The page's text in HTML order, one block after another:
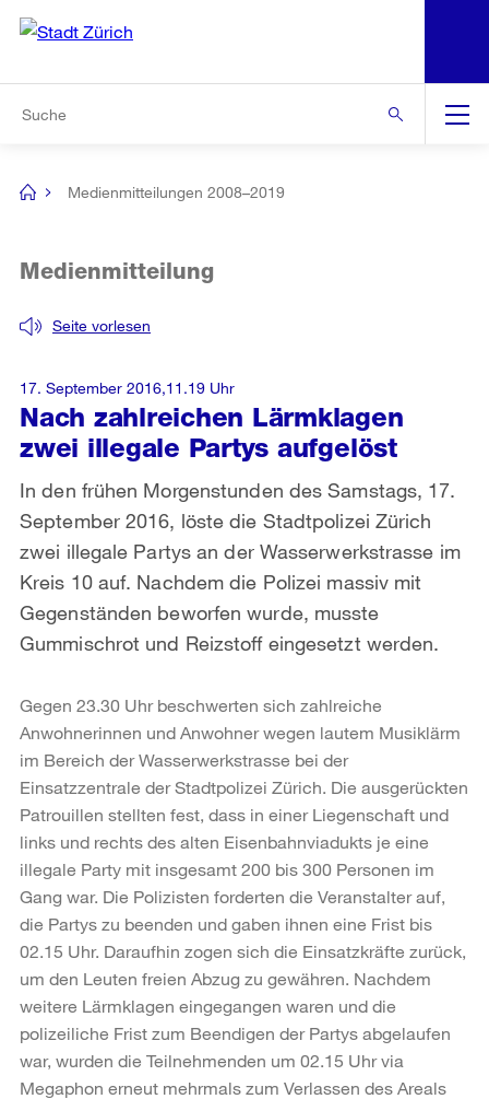
Navigation
[no
Medienmitteilungen 2008–2019
Nach zahlreichen Lärmklagen
zwei illegale Partys aufgelöst
Seite vorlesen
Medienmitteilung
In den frühen Morgenstunden des Samstags, 17.
September 2016, löste die Stadtpolizei Zürich
zwei illegale Partys an der Wasserwerkstrasse im
Kreis 10 auf. Nachdem die Polizei massiv mit
Gegenständen beworfen wurde, musste
Gummischrot und Reizstoff eingesetzt werden.
17. September 2016,11.19 Uhr
Gegen 23.30 Uhr beschwerten sich zahlreiche
Anwohnerinnen und Anwohner wegen lautem Musiklärm
im Bereich der Wasserwerkstrasse bei der
Einsatzzentrale der Stadtpolizei Zürich. Die ausgerückten
Patrouillen stellten fest, dass in einer Liegenschaft und
links und rechts des alten Eisenbahnviadukts je eine
illegale Party mit insgesamt 200 bis 300 Personen im
Gang war. Die Polizisten forderten die Veranstalter auf,
die Partys zu beenden und gaben ihnen eine Frist bis
02.15 Uhr. Daraufhin zogen sich die Einsatzkräfte zurück,
um den Leuten freien Abzug zu gewähren. Nachdem
weitere Lärmklagen eingegangen waren und die
polizeiliche Frist zum Beendigen der Partys abgelaufen
war, wurden die Teilnehmenden um 02.15 Uhr via
Megaphon erneut mehrmals zum Verlassen des Areals